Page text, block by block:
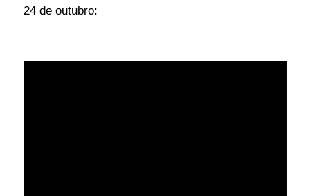
24 de outubro: